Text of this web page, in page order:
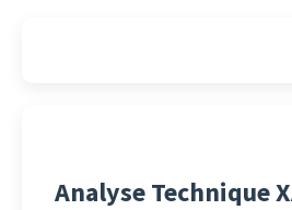
Analyse Technique